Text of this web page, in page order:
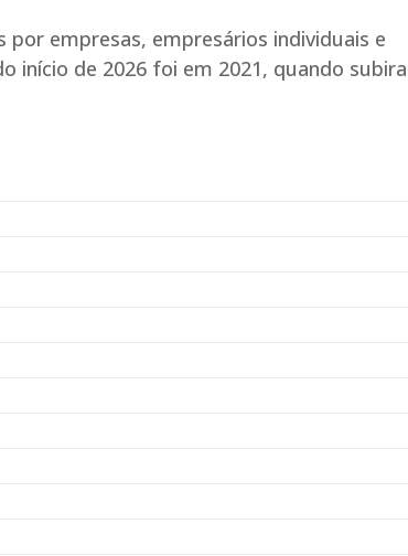
empresas, empresários individuais e
início de 2026 foi em 2021, quando